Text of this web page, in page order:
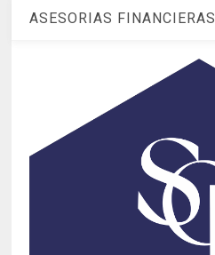
ASESORIAS FINANCIERAS